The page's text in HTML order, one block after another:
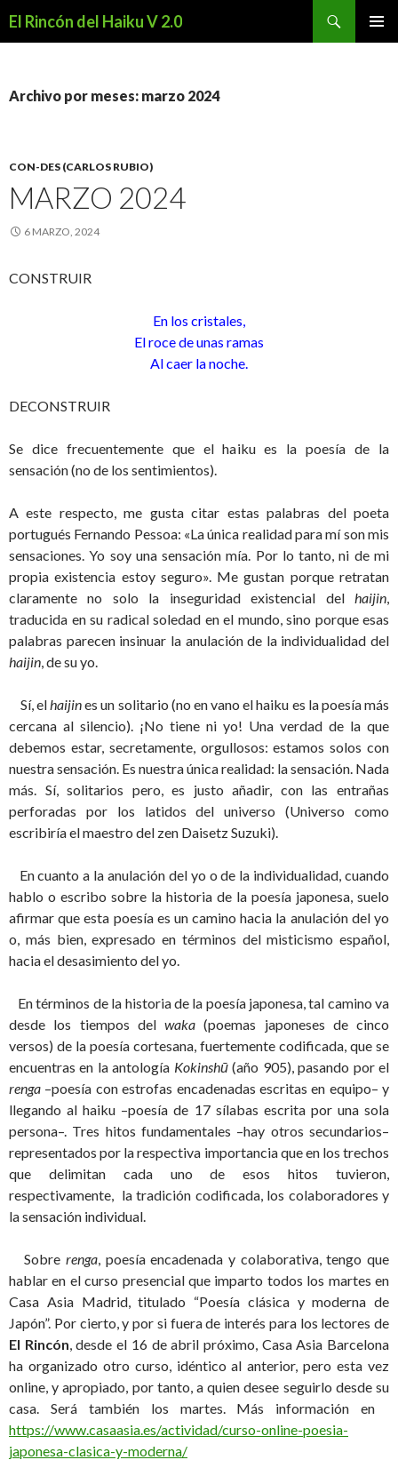
El Rincón del Haiku V 2.0
Archivo por meses: marzo 2024
CON-DES (CARLOS RUBIO)
MARZO 2024
6 MARZO, 2024
CONSTRUIR
En los cristales,
El roce de unas ramas
Al caer la noche.
DECONSTRUIR
Se dice frecuentemente que el haiku es la poesía de la
sensación (no de los sentimientos).
A este respecto, me gusta citar estas palabras del poeta
portugués Fernando Pessoa: «La única realidad para mí son mis
sensaciones. Yo soy una sensación mía. Por lo tanto, ni de mi
propia existencia estoy seguro». Me gustan porque retratan
claramente no solo la inseguridad existencial del haijin,
traducida en su radical soledad en el mundo, sino porque esas
palabras parecen insinuar la anulación de la individualidad del
haijin, de su yo.
Sí, elhaijines un solitario (no en vano el haiku es la poesía más
cercana al silencio). ¡No tiene ni yo! Una verdad de la que
debemos estar, secretamente, orgullosos: estamos solos con
nuestra sensación. Es nuestra única realidad: la sensación. Nada
más. Sí, solitarios pero, es justo añadir, con las entrañas
perforadas por los latidos del universo (Universo como
escribiría el maestro del zen Daisetz Suzuki).
En cuanto a la anulación del yo o de la individualidad, cuando
hablo o escribo sobre la historia de la poesía japonesa, suelo
afirmar que esta poesía es un camino hacia la anulación del yo
o, más bien, expresado en términos del misticismo español,
hacia el desasimiento del yo.
En términos de la historia de la poesía japonesa, tal camino va
desde los tiempos del waka (poemas japoneses de cinco
versos) de la poesía cortesana, fuertemente codificada, que se
encuentras en la antología Kokinshū(año 905), pasando por el
renga –poesía con estrofas encadenadas escritas en equipo– y
llegando al haiku –poesía de 17 sílabas escrita por una sola
persona–. Tres hitos fundamentales –hay otros secundarios–
representados por la respectiva importancia que en los trechos
que delimitan cada uno de esos hitos tuvieron,
respectivamente, la tradición codificada, los colaboradores y
la sensación individual.
Sobre renga, poesía encadenada y colaborativa, tengo que
hablar en el curso presencial que imparto todos los martes en
Casa Asia Madrid, titulado “Poesía clásica y moderna de
Japón”. Por cierto, y por si fuera de interés para los lectores de
El Rincón, desde el 16 de abril próximo, Casa Asia Barcelona
ha organizado otro curso, idéntico al anterior, pero esta vez
online, y apropiado, por tanto, a quien desee seguirlo desde su
casa. Será también los martes. Más información en
https://www.casaasia.es/actividad/curso-online-poesia-
japonesa-clasica-y-moderna/